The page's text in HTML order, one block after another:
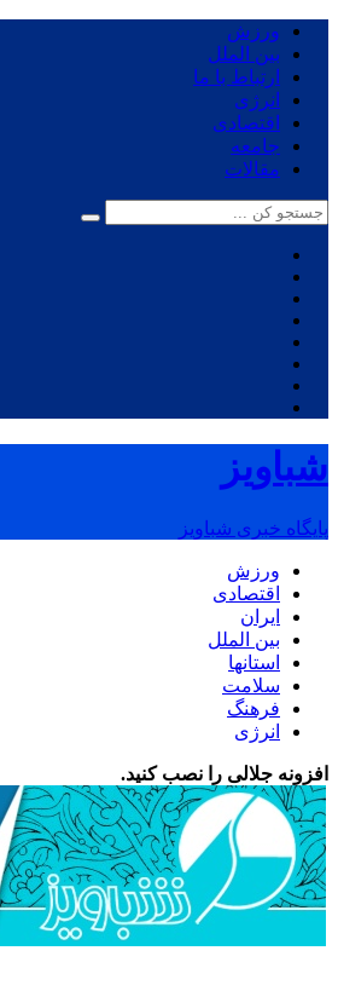
ورزش
بین الملل
ارتباط با ما
انرژی
اقتصادی
جامعه
مقالات
شباویز
پایگاه خبری شباویز
ورزش
اقتصادی
ایران
بین الملل
استانها
سلامت
فرهنگ
انرژی
افزونه جلالی را نصب کنید.